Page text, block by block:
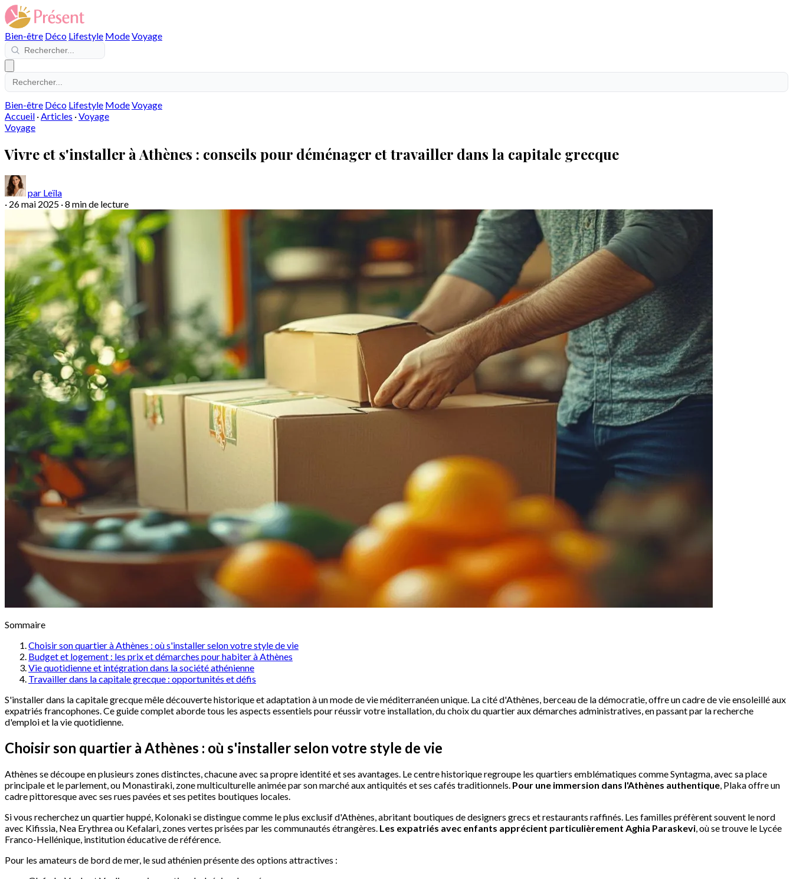
Bien-être Déco Lifestyle ModeVoyage
Bien-être Déco Lifestyle ModeVoyage
Accueil ·Articles ·Voyage
Voyage
Vivre et s'installer à Athènes : conseils pour déménager et travailler dans la capitale grecque
par Leïla
· 26 mai 2025 ·8 min de lecture
Sommaire
Choisir son quartier à Athènes : où s'installer selon votre style de vie
Budget et logement : les prix et démarches pour habiter à Athènes
Vie quotidienne et intégration dans la société athénienne
Travailler dans la capitale grecque : opportunités et défis
S'installer dans la capitale grecque mêle découverte historique et adaptation à un mode de vie méditerranéen unique. La cité d'Athènes, berceau de la démocratie, offre un cadre de vie ensoleillé aux
expatriés francophones. Ce guide complet aborde tous les aspects essentiels pour réussir votre installation, du choix du quartier aux démarches administratives, en passant par la recherche
d'emploi et la vie quotidienne.
Choisir son quartier à Athènes : où s'installer selon votre style de vie
Athènes se découpe en plusieurs zones distinctes, chacune avec sa propre identité et ses avantages. Le centre historique regroupe les quartiers emblématiques comme Syntagma, avec sa place
principale et le parlement, ou Monastiraki, zone multiculturelle animée par son marché aux antiquités et ses cafés traditionnels. Pour une immersion dans l'Athènes authentique , Plaka offre un
cadre pittoresque avec ses rues pavées et ses petites boutiques locales.
Si vous recherchez un quartier huppé, Kolonaki se distingue comme le plus exclusif d'Athènes, abritant boutiques de designers grecs et restaurants raffinés. Les familles préfèrent souvent le nord
avec Kifissia, Nea Erythrea ou Kefalari, zones vertes prisées par les communautés étrangères. Les expatriés avec enfants apprécient particulièrement Aghia Paraskevi , où se trouve le Lycée
Franco-Hellénique, institution éducative de référence.
Pour les amateurs de bord de mer, le sud athénien présente des options attractives :